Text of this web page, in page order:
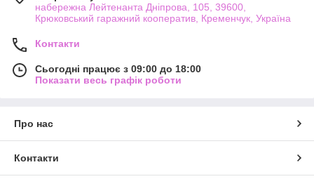
набережна Лейтенанта Дніпрова, 105, 39600,
Крюковський гаражний кооператив, Кременчук, Україна
Контакти
Сьогодні працює з 09:00 до 18:00
Показати весь графік роботи
Про нас
Контакти